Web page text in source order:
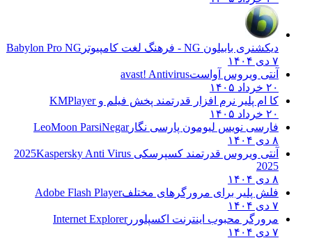
دیکشنری بابیلون NG - فرهنگ لغت کامپیوتر
Babylon Pro NG
آنتی ویروس آواست avast! Antivirus
کا ام پلیر نرم افزار قدرتمند پخش فیلم وKMPlayer
فارسی نویس لیومون پارسی نگارLeoMoon ParsiNegar
آنتی ویروس قدرتمند کسپرسکی 2025 Kaspersky Anti Virus
فلش پلیر برای مرورگرهای مختلفAdobe Flash Player
مرورگر محبوب اینترنت اکسپلوررInternet Explorer